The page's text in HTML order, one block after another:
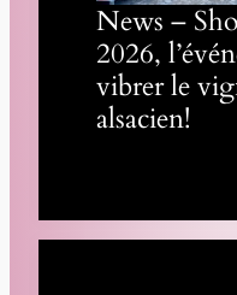
News –
2026,
vibrer le
alsacien!